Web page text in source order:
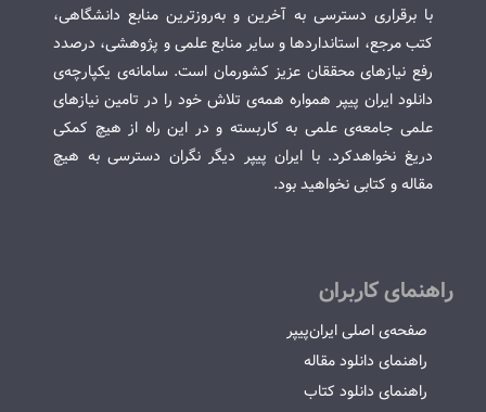
با برقراری دسترسی به آخرین و به‌روزترین منابع دانشگاهی،
کتب مرجع، استانداردها و سایر منابع علمی و پژوهشی، درصدد
رفع نیازهای محققان عزیز کشورمان است. سامانه‌ی یکپارچه‌ی
دانلود ایران پیپر همواره همه‌ی تلاش خود را در تامین نیازهای
علمی جامعه‌ی علمی به کاربسته و در این راه از هیچ کمکی
دریغ نخواهدکرد. با ایران پیپر دیگر نگران دسترسی به هیچ
مقاله و کتابی نخواهید بود.
راهنمای کاربران
صفحه‌ی اصلی ایران‌پیپر
راهنمای دانلود مقاله
راهنمای دانلود کتاب